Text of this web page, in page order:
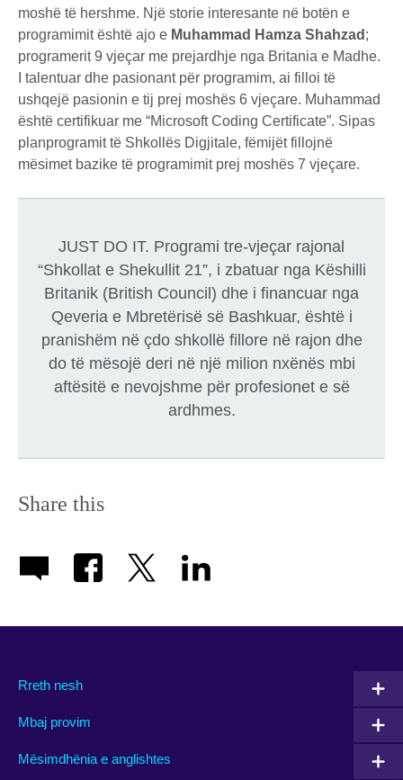
moshë të hershme. Një storie interesante në botën e
programimit është ajo e Muhammad Hamza Shahzad ;
programerit 9 vjeçar me prejardhje nga Britania e Madhe.
I talentuar dhe pasionant për programim, ai filloi të
ushqejë pasionin e tij prej moshës 6 vjeçare. Muhammad
është certifikuar me “Microsoft Coding Certificate”. Sipas
planprogramit të Shkollës Digjitale, fëmijët fillojnë
mësimet bazike të programimit prej moshës 7 vjeçare.
JUST DO IT. Programi tre-vjeçar rajonal
“Shkollat e Shekullit 21”, i zbatuar nga Këshilli
Britanik (British Council) dhe i financuar nga
Qeveria e Mbretërisë së Bashkuar, është i
pranishëm në çdo shkollë fillore në rajon dhe
do të mësojë deri në një milion nxënës mbi
aftësitë e nevojshme për profesionet e së
ardhmes.
Share this
Rreth nesh
Mbaj provim
Mësimdhënia e anglishtes